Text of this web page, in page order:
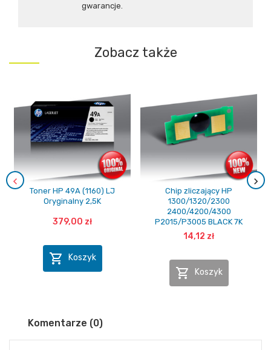
gwarancje.
Zobacz także
Toner HP 49A (1160) LJ
Oryginalny 2,5K
379,00 zł
 Koszyk
Chip zliczający HP
1300/1320/2300
2400/4200/4300
P2015/P3005 BLACK 7K
14,12 zł
 Koszyk
Komentarze (0)